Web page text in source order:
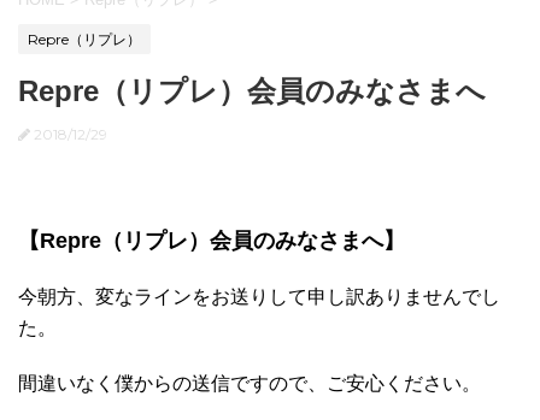
Repre（リプレ）
Repre（リプレ）会員のみなさまへ
2018/12/29
【Repre（リプレ）会員のみなさまへ】
今朝方、変なラインをお送りして申し訳ありませんでし
た。
間違いなく僕からの送信ですので、ご安心ください。